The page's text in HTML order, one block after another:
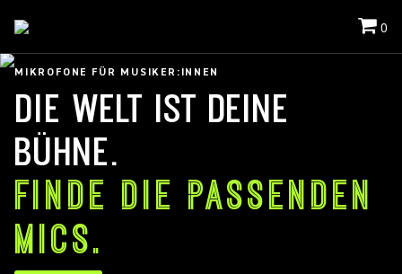
0
MIKROFONE FÜR MUSIKER:INNEN
DIE WELT IST DEINE
BÜHNE.
FINDE DIE PASSENDEN
MICS.